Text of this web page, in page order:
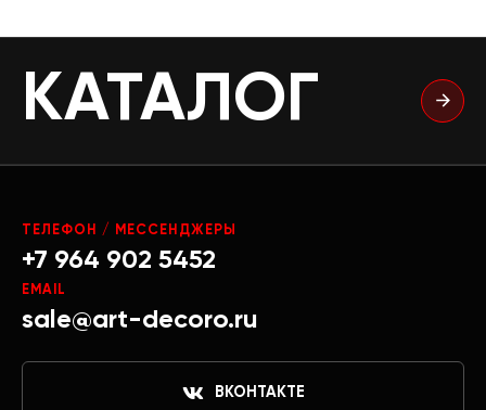
КАТАЛОГ
ТЕЛЕФОН / МЕССЕНДЖЕРЫ
+7 964 902 5452
EMAIL
sale@art-decoro.ru
ВКОНТАКТЕ